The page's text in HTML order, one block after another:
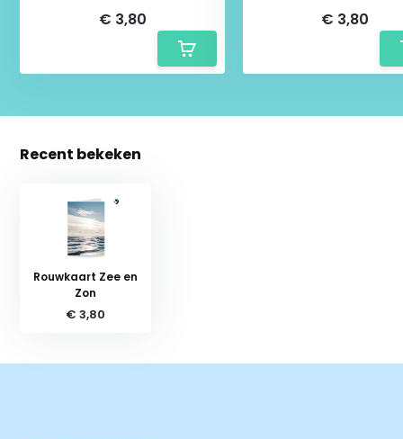
€ 3,80 € 3,80
Recent bekeken
Rouwkaart Zee en
Zon
€ 3,80